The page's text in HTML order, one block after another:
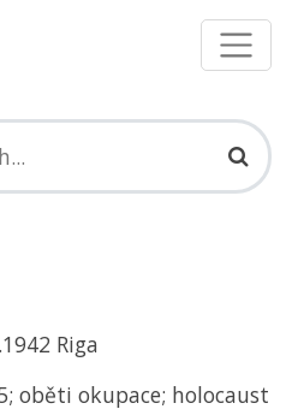
Riga
oběti okupace; holocaust